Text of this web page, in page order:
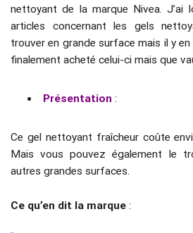
nettoyant de la marque Nivea. J’ai
articles concernant les gels
trouver en grande surface mais il y
finalement acheté celui-ci mais que
Présentation :
Ce gel nettoyant fraîcheur coûte
Mais vous pouvez également le
autres grandes surfaces.
Ce qu’en dit la marque :